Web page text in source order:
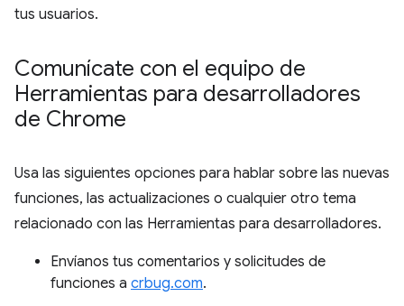
tus usuarios.
Comunícate con el equipo de
Herramientas para desarrolladores
de Chrome
Usa las siguientes opciones para hablar sobre las nuevas
funciones, las actualizaciones o cualquier otro tema
relacionado con las Herramientas para desarrolladores.
Envíanos tus comentarios y solicitudes de
funciones a crbug.com.